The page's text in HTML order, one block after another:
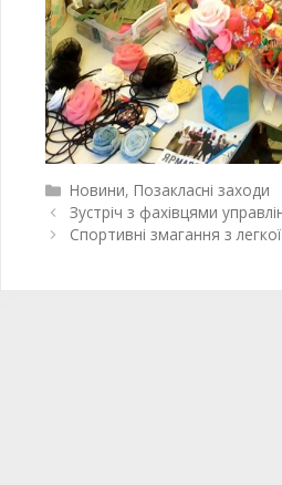
Новини, Позакласні заходи
Зустріч з фахівцями
Спортивні змагання з